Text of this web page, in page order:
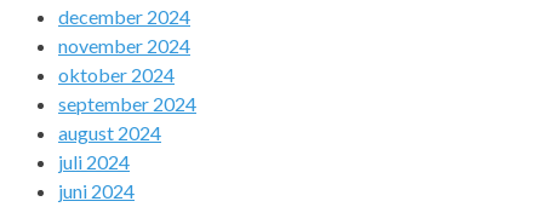
december 2024
november 2024
oktober 2024
september 2024
august 2024
juli 2024
juni 2024